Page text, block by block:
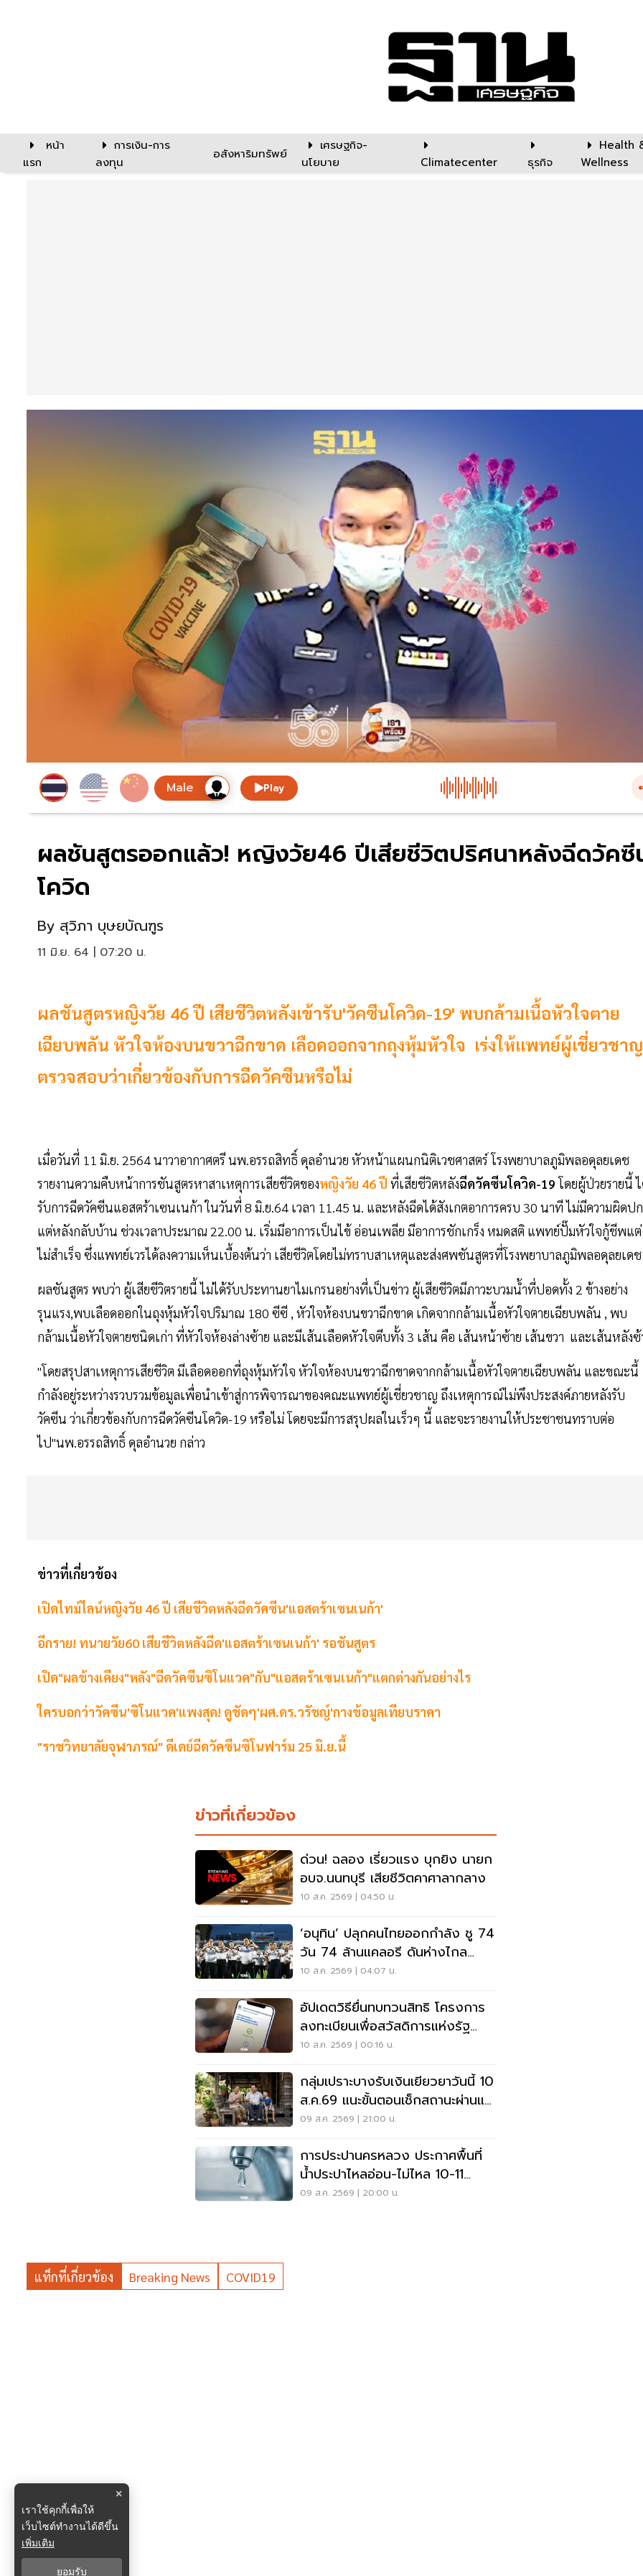
หน้า
แรก
การเงิน-การ
ลงทุน
อสังหาริมทรัพย์
เศรษฐกิจ-
นโยบาย
Climatecenter ธุรกิจ
Health
Wellness
Play
ผลชันสูตรออกแล้ว! หญิงวัย46 ปีเสียชีวิตปริศนาหลังฉีดวัคซี
โควิด
By สุวิภา บุษยบัณฑูร
11 มิ.ย. 64 | 07:20 น.
ผลชันสูตรหญิงวัย 46 ปี เสียชีวิตหลังเข้ารับ'วัคซีนโควิด-19' พบกล้ามเนื้อหัวใจตาย
เฉียบพลัน หัวใจห้องบนขวาฉีกขาด เลือดออกจากถุงหุ้มหัวใจ เร่งให้แพทย์ผู้เชี่ยวชาญ
ตรวจสอบว่าเกี่ยวข้องกับการฉีดวัคซีนหรือไม่
เมื่อวันที่ 11 มิ.ย. 2564 นาวาอากาศตรี นพ.อรรถสิทธิ์ ดุลอำนวย หัวหน้าแผนกนิติเวชศาสตร์ โรงพยาบาลภูมิพลอดุลยเดช
รายงานความคืบหน้าการชันสูตรหาสาเหตุการเสียชีวิตของหญิงวัย 46 ปี ที่เสียชีวิตหลังฉีดวัคซีนโควิด-19โดยผู้ป่วยรายนี้
รับการฉีดวัคซีนแอสตร้าเซนเนก้า ในวันที่ 8 มิ.ย.64 เวลา 11.45 น. และหลังฉีดได้สังเกตอาการครบ 30 นาที ไม่มีความผิดป
แต่หลังกลับบ้าน ช่วงเวลาประมาณ 22.00 น. เริ่มมีอาการเป็นไข้ อ่อนเพลีย มีอาการชักเกร็ง หมดสติ แพทย์ปั๊มหัวใจกู้ชีพแต่
ไม่สำเร็จ ซึ่งแพทย์เวรได้ลงความเห็นเบื้องต้นว่า เสียชีวิตโดยไม่ทราบสาเหตุและส่งศพชันสูตรที่โรงพยาบาลภูมิพลอดุลยเด
ผลชันสูตร พบว่า ผู้เสียชีวิตรายนี้ ไม่ได้รับประทานยาไมเกรนอย่างที่เป็นข่าว ผู้เสียชีวิตมีภาวะบวมน้ำที่ปอดทั้ง 2 ข้างอย่าง
รุนแรง,พบเลือดออกในถุงหุ้มหัวใจปริมาณ 180 ซีซี , หัวใจห้องบนขวาฉีกขาด เกิดจากกล้ามเนื้อหัวใจตายเฉียบพลัน , พบ
กล้ามเนื้อหัวใจตายชนิดเก่า ที่หัวใจห้องล่างซ้าย และมีเส้นเลือดหัวใจตีบทั้ง 3 เส้น คือ เส้นหน้าซ้าย เส้นขวา และเส้นหลังซ้
"โดยสรุปสาเหตุการเสียชีวิต มีเลือดออกที่ถุงหุ้มหัวใจ หัวใจห้องบนขวาฉีกขาดจากกล้ามเนื้อหัวใจตายเฉียบพลัน และขณะนี้
กำลังอยู่ระหว่างรวบรวมข้อมูลเพื่อนำเข้าสู่การพิจารณาของคณะแพทย์ผู้เชี่ยวชาญ ถึงเหตุการณ์ไม่พึงประสงค์ภายหลังรับ
วัคซีน ว่าเกี่ยวข้องกับการฉีดวัคซีนโควิด-19 หรือไม่ โดยจะมีการสรุปผลในเร็วๆ นี้ และจะรายงานให้ประชาชนทราบต่อ
ไป"นพ.อรรถสิทธิ์ ดุลอำนวย กล่าว
ข่าวที่เกี่ยวข้อง
เปิดไทม์ไลน์หญิงวัย 46 ปี เสียชีวิตหลังฉีดวัคซีน'แอสตร้าเซนเนก้า'
อีกราย! ทนายวัย60 เสียชีวิตหลังฉีด'แอสตร้าเซนเนก้า' รอชันสูตร
เปิด"ผลข้างเคียง"หลัง"ฉีดวัคซีนซิโนแวค"กับ"แอสตร้าเซนเนก้า"แตกต่างกันอย่างไร
ใครบอกว่าวัคซีน'ซิโนแวค'แพงสุด! ดูชัดๆ'ผศ.ดร.วรัชญ์'กางข้อมูลเทียบราคา
"ราชวิทยาลัยจุฬาภรณ์" ดีเดย์ฉีดวัคซีนซิโนฟาร์ม 25 มิ.ย.นี้
ข่าวที่เกี่ยวข้อง
ด่วน! ฉลอง เรี่ยวแรง บุกยิง นายก
อบจ.นนทบุรี เสียชีวิตคาศาลากลาง
10 ส.ค. 2569 | 04:50 น.
‘อนุทิน’ ปลุกคนไทยออกกำลัง ชู 74
วัน 74 ล้านแคลอรี ดันห่างไกล
NCDs
10 ส.ค. 2569 | 04:07 น.
อัปเดตวิธียื่นทบทวนสิทธิ โครงการ
ลงทะเบียนเพื่อสวัสดิการแห่งรัฐ
2569 เช็คที่นี่
10 ส.ค. 2569 | 00:16 น.
กลุ่มเปราะบางรับเงินเยียวยาวันนี้ 10
ส.ค.69 แนะขั้นตอนเช็กสถานะผ่านแอ
ปทางรัฐ
09 ส.ค. 2569 | 21:00 น.
การประปานครหลวง ประกาศพื้นที่
น้ำประปาไหลอ่อน-ไม่ไหล 10-11
ส.ค.นี้ อัปเดตที่นี่
09 ส.ค. 2569 | 20:00 น.
แท็กที่เกี่ยวข้อง Breaking News COVID19
×
เราใช้คุกกี้เพื่อให้
เว็บไซต์ทำงานได้ดีขึ้น
เพิ่มเติม
ยอมรับ